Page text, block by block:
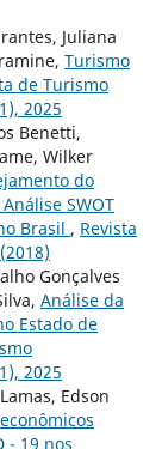
Juliana
Turismo
de Turismo
2025
Benetti,
Wilker
do
SWOT
Brasil , Revista
Gonçalves
Análise da
Estado de
2025
Edson
- 19 nos